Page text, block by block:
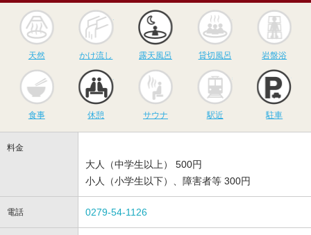
天然
かけ流し
かけ流し
露天風呂
露天風呂
貸切風呂
貸切風呂 岩盤浴
食事 休憩
サウナ
サウナ 駅近 駐車
料金
大人（中学生以上） 500円
小人（小学生以下）、障害者等 300円
電話 0279-54-1126